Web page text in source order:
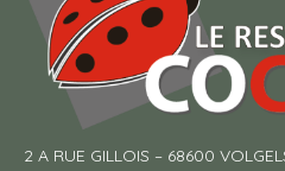
2 A RUE GILLOIS – 68600